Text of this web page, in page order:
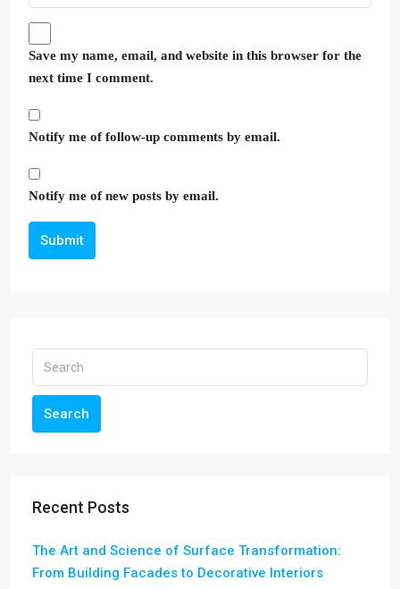
Save my name, email, and website in this browser for the
next time I comment.
Notify me of follow-up comments by email.
Notify me of new posts by email.
Submit
Search
Recent Posts
The Art and Science of Surface Transformation:
From Building Facades to Decorative Interiors